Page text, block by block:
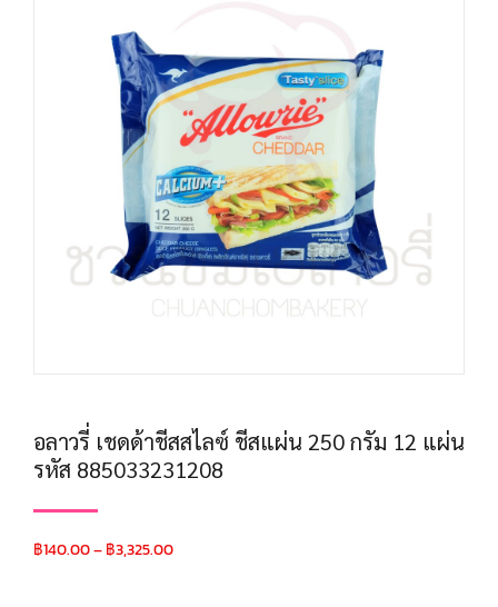
อลาวรี่ เชดด้าชีสสไลซ์ ชีสแผ่น 250 กรัม 12 แผ่น
รหัส 885033231208
฿140.00–฿3,325.00